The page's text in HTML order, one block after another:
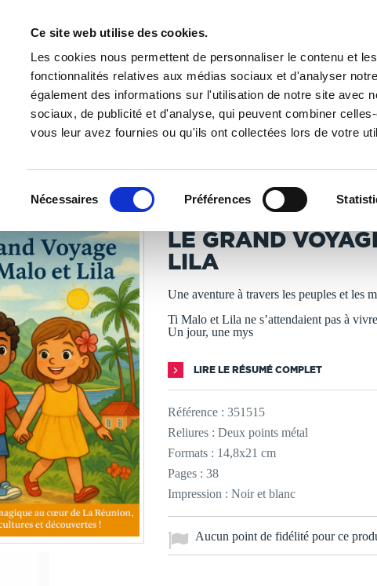
Ce site web utilise des cookies.
Les cookies nous permettent de personnaliser le contenu et
fonctionnalités relatives aux médias sociaux et d'analyser
également des informations sur l'utilisation de notre site avec
sociaux, de publicité et d'analyse, qui peuvent combiner
vous leur avez fournies ou qu'ils ont collectées lors de votre
Nécessaires Préférences
AU BEST SELLER
PUBLIER UN LIVRE
/ Jeunesse & ados / De 3 à 7 ans / LE GRAND VOYAGE DE TI MALO ET
LES LIVRES SONT IMPRIMÉS À LA DEMANDE
LE GRAND
LILA
Une aventure à travers les peuples et les
Ti Malo et Lila ne s’attendaient pas à
Un jour, une mys
LIRE LE RÉSUMÉ COMPLET
Référence : 351515
Reliures : Deux points métal
Formats : 14,8x21 cm
Pages : 38
Impression : Noir et blanc
Aucun point de fidélité pour ce